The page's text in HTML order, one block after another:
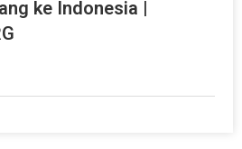
ke Indonesia |